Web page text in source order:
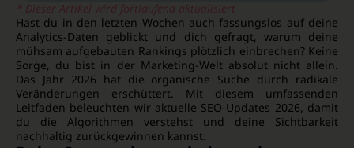
* Dieser Artikel wird fortlaufend aktualisiert
Hast du in den letzten Wochen auch fassungslos auf deine
Analytics-Daten geblickt und dich gefragt, warum deine
mühsam aufgebauten Rankings plötzlich einbrechen? Keine
Sorge, du bist in der Marketing-Welt absolut nicht allein.
Das Jahr 2026 hat die organische Suche durch radikale
Veränderungen erschüttert. Mit diesem umfassenden
Leitfaden beleuchten wir aktuelle SEO-Updates 2026, damit
du die Algorithmen verstehst und deine Sichtbarkeit
nachhaltig zurückgewinnen kannst.